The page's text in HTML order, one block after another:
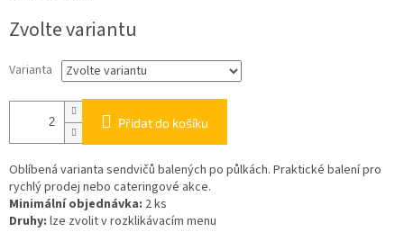
cena:
Zvolte variantu
Varianta
Přidat do košíku
Oblíbená varianta sendvičů balených po půlkách. Praktické balení pro
rychlý prodej nebo cateringové akce.
Minimální objednávka: 2 ks
Druhy: lze zvolit v rozklikávacím menu